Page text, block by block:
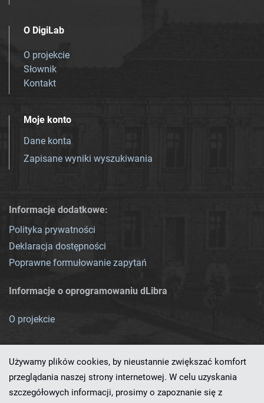
O DigiLab
O projekcie
Słownik
Kontakt
Moje konto
Dane konta
Zapisane wyniki wyszukiwania
Informacje dodatkowe:
Polityka prywatności
Deklaracja dostępności
Poprawne formułowanie zapytań
Informacje o oprogramowaniu dLibra
O projekcie
Używamy plików cookies, by nieustannie zwiększać komfort
przeglądania naszej strony internetowej. W celu uzyskania
szczegółowych informacji, prosimy o zapoznanie się z